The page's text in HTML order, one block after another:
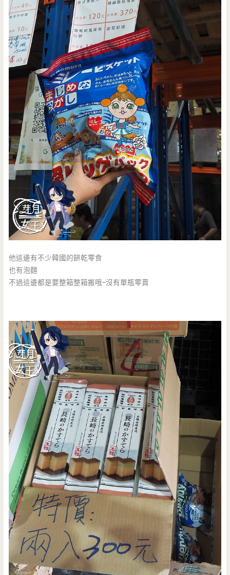
他這邊有不少韓國的餅乾零食
也有泡麵
不過這邊都是要整箱整箱搬哦~沒有單瓶零賣